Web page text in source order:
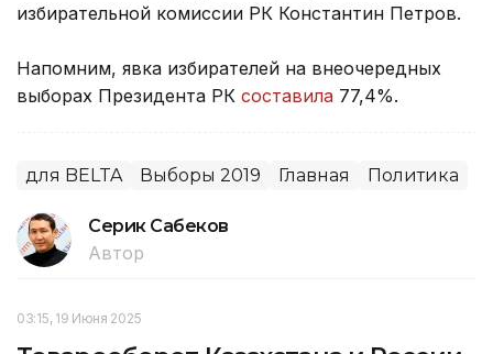
избирательной комиссии РК Константин Петров.
Напомним, явка избирателей на внеочередных
выборах Президента РК составила 77,4%.
для BELTA Выборы 2019 Главная Политика
Серик Сабеков
Автор
03:15, 19 Июня 2025